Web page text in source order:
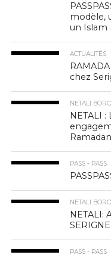
modèle,
un Islam
ACTUALITÉS
chez
NETALI
NETALI :
PASS - PASS
NETALI
NETALI:
PASS - PASS